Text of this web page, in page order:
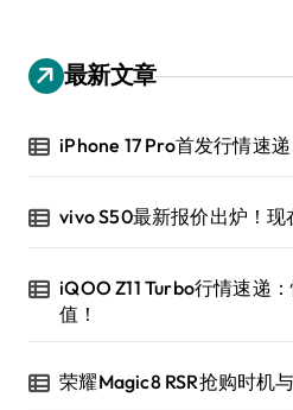
最新文章
iPhone 17 Pro首发行情速
vivo S50最新报价出炉！现
iQOO Z11 Turbo行情速递
值！
荣耀Magic8 RSR抢购时机